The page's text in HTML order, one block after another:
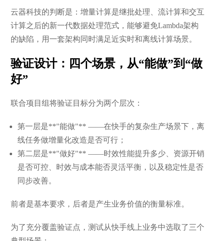
云器科技的判断是：增量计算是继批处理、流计算和交互
计算之后的新一代数据处理范式，能够避免Lambda架构
的缺陷，用一套架构同时满足近实时和离线计算场景。
验证设计：四个场景，从“能做”到“做
好”
联合项目组将验证目标分为两个层次：
第一层是**"能做"** ——在快手的复杂生产场景下，离
线任务做增量化改造是否可行；
第二层是**"做好"** ——时效性能提升多少、资源开销
是否可控、时效与成本能否灵活平衡，以及稳定性是否
同步改善。
前者是基本要求，后者是产生业务价值的衡量标准。
为了充分覆盖验证点，测试从快手线上业务中选取了三个